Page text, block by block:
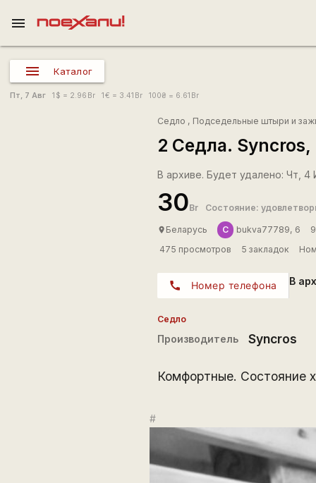
menu
Каталог
Пт, 7 Авг 1 $ = 2.96 Br 1€ = 3.41 Br 100₴ = 6.61 Br
Седло , Подседельные штыри и
2 Седла.
В архиве. Будет удалено: Чт, 4
30Br Состояние:
place Беларусь С bukva77789, 6
475 просмотров
5 закладок
call Номер телефона В
Седло
Производитель Syncros
Комфортные. Состояние
#